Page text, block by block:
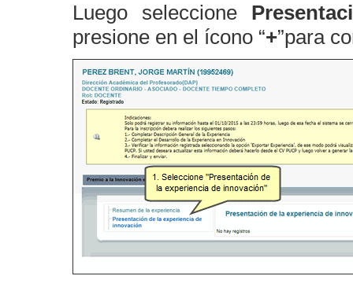
Luego seleccione
presione en el ícono “+”para